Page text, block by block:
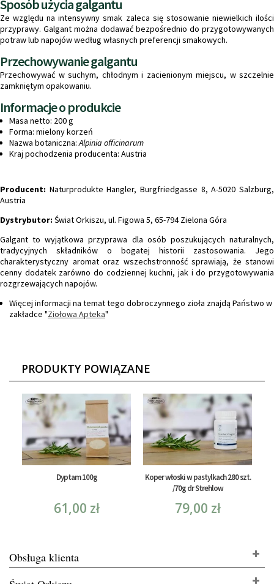
Sposób użycia galgantu
Ze względu na intensywny smak zaleca się stosowanie niewielkich ilości
przyprawy. Galgant można dodawać bezpośrednio do przygotowywanych
potraw lub napojów według własnych preferencji smakowych.
Przechowywanie galgantu
Przechowywać w suchym, chłodnym i zacienionym miejscu, w szczelnie
zamkniętym opakowaniu.
Informacje o produkcie
Masa netto: 200 g
Forma: mielony korzeń
Nazwa botaniczna:Alpinia officinarum
Kraj pochodzenia producenta: Austria
Producent: Naturprodukte Hangler, Burgfriedgasse 8, A-5020 Salzburg,
Austria
Dystrybutor: Świat Orkiszu, ul. Figowa 5, 65-794 Zielona Góra
Galgant to wyjątkowa przyprawa dla osób poszukujących naturalnych,
tradycyjnych składników o bogatej historii zastosowania. Jego
charakterystyczny aromat oraz wszechstronność sprawiają, że stanowi
cenny dodatek zarówno do codziennej kuchni, jak i do przygotowywania
rozgrzewających napojów.
Więcej informacji na temat tego dobroczynnego zioła znajdą Państwo w
zakładce "Ziołowa Apteka"
PRODUKTY POWIĄZANE
Dyptam 100g
61,00 zł
Koper włoski w pastylkach 280 szt.
/70g dr Strehlow
79,00 zł
Obsługa klienta